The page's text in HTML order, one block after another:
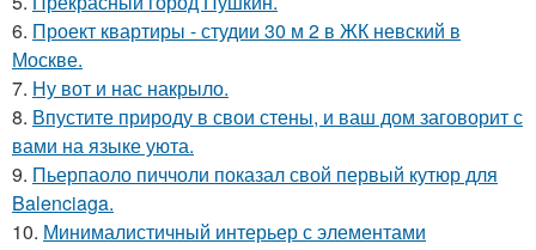
6. Проект квартиры - студии 30 м 2 в ЖК невский в
Москве.
7. Ну вот и нас накрыло.
8. Впустите природу в свои стены, и ваш дом заговорит с
вами на языке уюта.
9. Пьерпаоло пиччоли показал свой первый кутюр для
Balenciaga.
10. Минималистичный интерьер с элементами